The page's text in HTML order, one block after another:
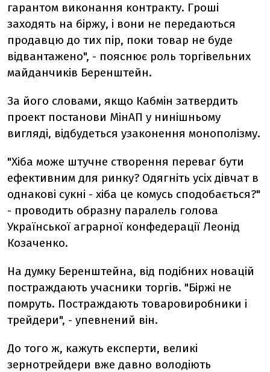
гарантом виконання контракту. Гроші
заходять на біржу, і вони не передаються
продавцю до тих пір, поки товар не буде
відвантажено", - пояснює роль торгівельних
майданчиків Беренштейн.
За його словами, якщо Кабмін затвердить
проект постанови МінАП у нинішньому
вигляді, відбудеться узаконення монополізму.
"Хіба може штучне створення переваг бути
ефективним для ринку? Одягніть усіх дівчат в
однакові сукні - хіба це комусь сподобається?"
- проводить образну паралель голова
Української аграрної конфедерації Леонід
Козаченко.
На думку Беренштейна, від подібних новацій
постраждають учасники торгів. "Біржі не
помруть. Постраждають товаровиробники і
трейдери", - упевнений він.
До того ж, кажуть експерти, великі
зернотрейдери вже давно володіють